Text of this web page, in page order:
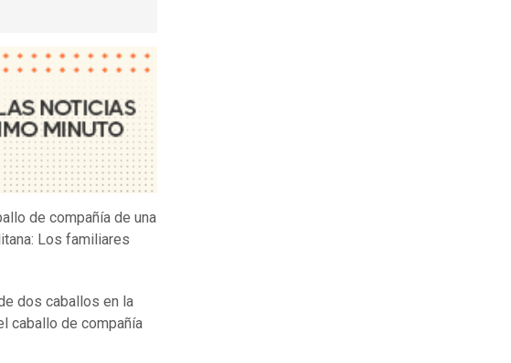
de compañía de una
Los familiares
dos caballos en la
caballo de compañía